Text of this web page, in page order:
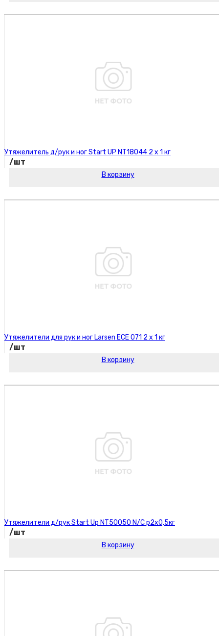
Утяжелитель д/рук и ног Start UP NT18044 2 х 1 кг
/шт
В корзину
Утяжелители для рук и ног Larsen ECE 071 2 х 1 кг
/шт
В корзину
Утяжелители д/рук Start Up NT50050 N/C р2х0,5кг
/шт
В корзину